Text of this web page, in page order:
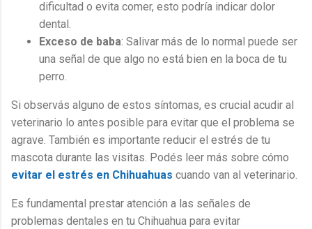
dificultad o evita comer, esto podría indicar dolor
dental.
Exceso de baba: Salivar más de lo normal puede ser
una señal de que algo no está bien en la boca de tu
perro.
Si observás alguno de estos síntomas, es crucial acudir al
veterinario lo antes posible para evitar que el problema se
agrave. También es importante reducir el estrés de tu
mascota durante las visitas. Podés leer más sobre cómo
evitar el estrés en Chihuahuas cuando van al veterinario.
Es fundamental prestar atención a las señales de
problemas dentales en tu Chihuahua para evitar